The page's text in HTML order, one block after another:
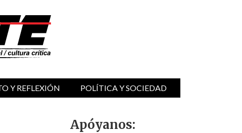
Y REFLEXIÓN POLÍTICA Y SOCIEDAD
Apóyanos: